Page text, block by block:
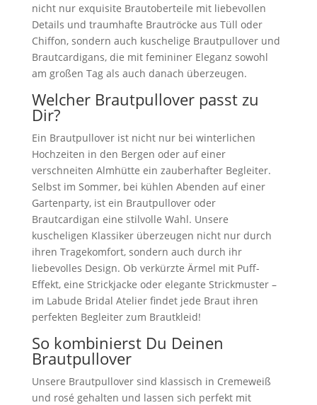
nicht nur exquisite Brautoberteile mit liebevollen
Details und traumhafte Brautröcke aus Tüll oder
Chiffon, sondern auch kuschelige Brautpullover und
Brautcardigans, die mit femininer Eleganz sowohl
am großen Tag als auch danach überzeugen.
Welcher Brautpullover passt zu
Dir?
Ein Brautpullover ist nicht nur bei winterlichen
Hochzeiten in den Bergen oder auf einer
verschneiten Almhütte ein zauberhafter Begleiter.
Selbst im Sommer, bei kühlen Abenden auf einer
Gartenparty, ist ein Brautpullover oder
Brautcardigan eine stilvolle Wahl. Unsere
kuscheligen Klassiker überzeugen nicht nur durch
ihren Tragekomfort, sondern auch durch ihr
liebevolles Design. Ob verkürzte Ärmel mit Puff-
Effekt, eine Strickjacke oder elegante Strickmuster –
im Labude Bridal Atelier findet jede Braut ihren
perfekten Begleiter zum Brautkleid!
So kombinierst Du Deinen
Brautpullover
Unsere Brautpullover sind klassisch in Cremeweiß
und rosé gehalten und lassen sich perfekt mit